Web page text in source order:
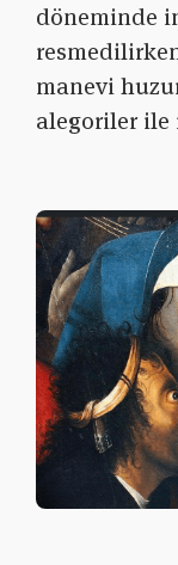
döneminde
manevi
alegoriler ile